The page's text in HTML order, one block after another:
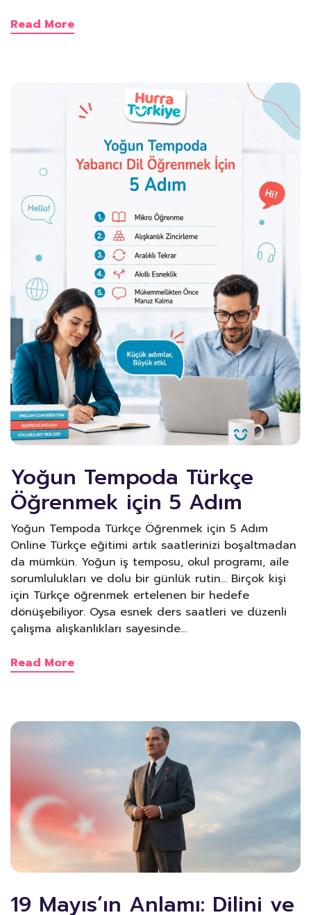
Read More
Yoğun Tempoda Türkçe
Öğrenmek için 5 Adım
Yoğun Tempoda Türkçe Öğrenmek için 5 Adım
Online Türkçe eğitimi artık saatlerinizi boşaltmadan
da mümkün. Yoğun iş temposu, okul programı, aile
sorumlulukları ve dolu bir günlük rutin… Birçok kişi
için Türkçe öğrenmek ertelenen bir hedefe
dönüşebiliyor. Oysa esnek ders saatleri ve düzenli
çalışma alışkanlıkları sayesinde…
Read More
19 Mayıs’ın Anlamı: Dilini ve